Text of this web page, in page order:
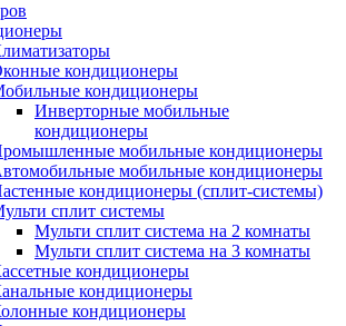
кондиционеры
кондиционеры
Инверторные мобильные
кондиционеры
мобильные кондиционеры
мобильные кондиционеры
кондиционеры (сплит-системы)
сплит системы
Мульти сплит система на 2 комнаты
Мульти сплит система на 3 комнаты
кондиционеры
кондиционеры
кондиционеры